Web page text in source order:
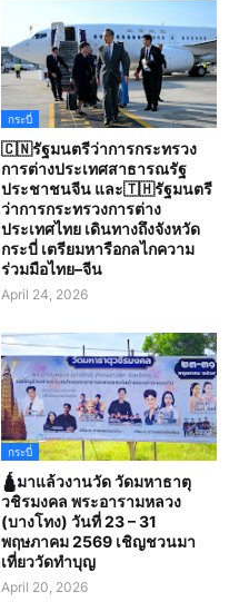
กระบี่
🇨🇳รัฐมนตรีว่าการกระทรวง
การต่างประเทศสาธารณรัฐ
ประชาชนจีน และ🇹🇭รัฐมนตรี
ว่าการกระทรวงการต่าง
ประเทศไทย เดินทางถึงจังหวัด
กระบี่ เตรียมหารือกลไกความ
ร่วมมือไทย–จีน
April 24, 2026
กระบี่
🛕มาแล้วงานวัด วัดมหาธาตุ
วชิรมงคล พระอารามหลวง
(บางโทง) วันที่ 23 – 31
พฤษภาคม 2569 เชิญชวนมา
เที่ยววัดทำบุญ
April 20, 2026